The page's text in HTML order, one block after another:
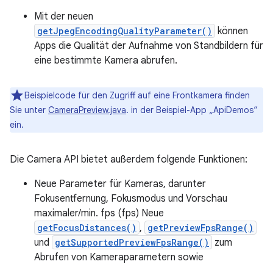
Mit der neuen
getJpegEncodingQualityParameter() können
Apps die Qualität der Aufnahme von Standbildern für
eine bestimmte Kamera abrufen.
Beispielcode für den Zugriff auf eine Frontkamera finden
Sie unter CameraPreview.java. in der Beispiel-App „ApiDemos“
ein.
Die Camera API bietet außerdem folgende Funktionen:
Neue Parameter für Kameras, darunter
Fokusentfernung, Fokusmodus und Vorschau
maximaler/min. fps (fps) Neue
getFocusDistances() , getPreviewFpsRange()
und getSupportedPreviewFpsRange()
zum
Abrufen von Kameraparametern sowie